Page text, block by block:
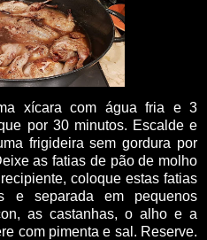
xícara com água fria e 3
por 30 minutos. Escalde e
frigideira sem gordura por
as fatias de pão de molho
coloque estas fatias
e separada em pequenos
as castanhas, o alho e a
com pimenta e sal. Reserve.